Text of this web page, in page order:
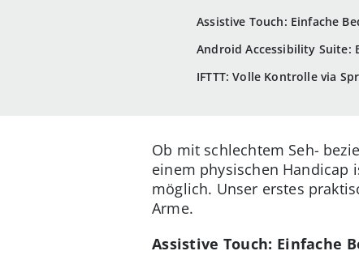
Assistive Touch: Einfache
Android Accessibility Suite:
IFTTT: Volle Kontrolle via
Ob mit schlechtem Seh-
einem physischen Handicap
möglich. Unser erstes
Arme.
Assistive Touch: Einfache